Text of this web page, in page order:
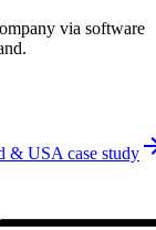
via software
& USA case study